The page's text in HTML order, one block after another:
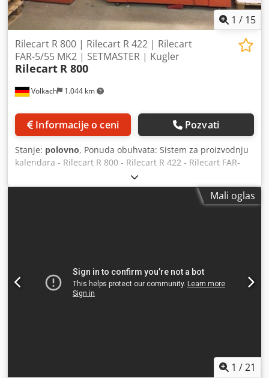
1 / 15
Volkach 1.044 km
Rilecart R 800 | Rilecart R 422 | Rilecart
FAR-5/55 MK2 | SETMASTER | Kugler
Rilecart R 800
Informacije o ceni Pozvati
Stanje: polovno, Ponuda obuhvata: Sistem za proizvodnju
kalendara - Rilecart R 800 - Rilecart R 422 - Rilecart FAR-
5/55 MK2 - SETMASTER - Kugler Kompletan paket usluga –
bez briga Crodjzru Scepfx Ap Aef Mi se brinemo o svemu:
od bezbednog pakovanja, preko transporta, do carinskih
proizvod po atraktivnoj ceni.
Mali oglas
1 /21